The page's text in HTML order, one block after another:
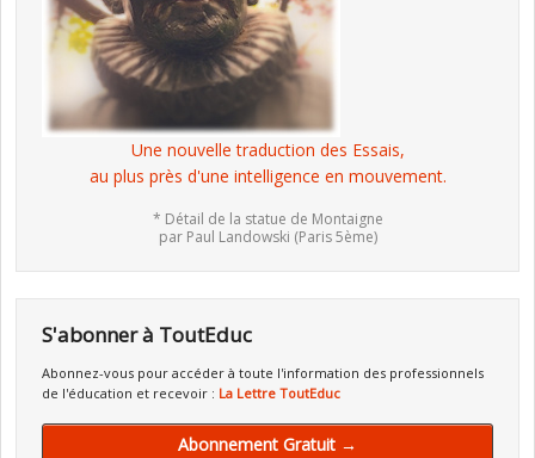
Une nouvelle traduction des Essais,
au plus près d'une intelligence en mouvement.
* Détail de la statue de Montaigne
par Paul Landowski (Paris 5ème)
S'abonner à ToutEduc
Abonnez-vous pour accéder à toute l'information des professionnels
de l'éducation et recevoir : La Lettre ToutEduc
Abonnement Gratuit →